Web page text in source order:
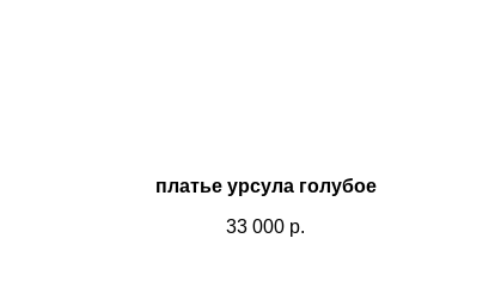
платье урсула голубое
33 000 р.